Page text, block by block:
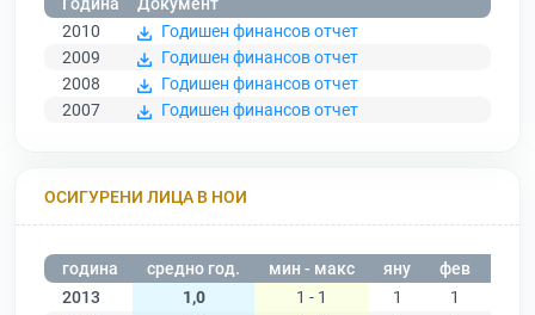
Година
Документ
2010
Годишен финансов отчет
2009
Годишен финансов отчет
2008
Годишен финансов отчет
2007
Годишен финансов отчет
ОСИГУРЕНИ ЛИЦА В НОИ
година средно год. мин - макс яну фев
2013
1,0 1 - 1 1 1